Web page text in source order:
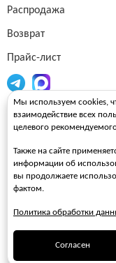
Распродажа
Возврат
Прайс-лист
Огнетушители
Пожарные стволы
Пожарные шкафы
FAQ
Мы используем cookies,
взаимодействие всех
целевого
Также на сайте
информации об
вы продолжаете
фактом.
Политика обработки
Согласен